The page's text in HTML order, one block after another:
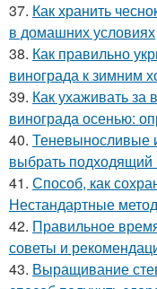
37. Как хранить
в домашних условиях
38. Как правильно
винограда к зимним
39. Как ухаживать за
винограда осенью:
40. Теневыносливые
выбрать подходящий
41. Способ, как
Нестандартные
42. Правильное
советы и
43. Выращивание